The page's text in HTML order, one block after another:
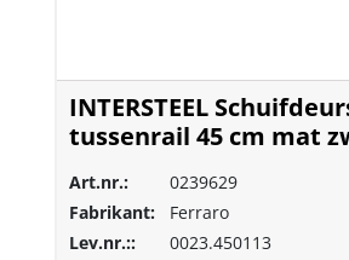
INTERSTEEL
tussenrail 45 cm mat
Art.nr.:
0239629
Fabrikant:
Ferraro
Lev.nr.::
0023.450113